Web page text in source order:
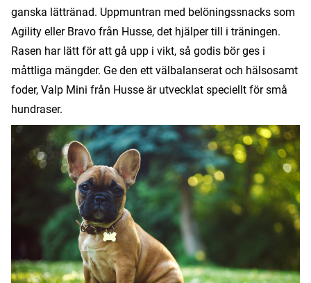
ganska lättränad. Uppmuntran med belöningssnacks som
Agility eller Bravo från Husse, det hjälper till i träningen.
Rasen har lätt för att gå upp i vikt, så godis bör ges i
måttliga mängder. Ge den ett välbalanserat och hälsosamt
foder, Valp Mini från Husse är utvecklat speciellt för små
hundraser.